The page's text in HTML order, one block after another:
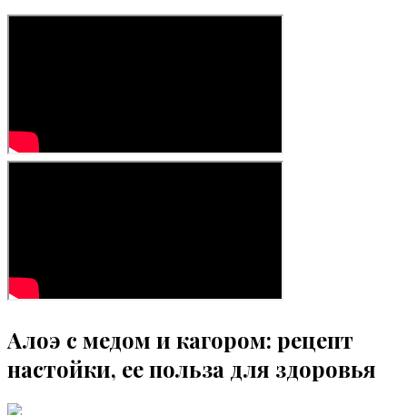
Алоэ с медом и кагором: рецепт
настойки, ее польза для здоровья